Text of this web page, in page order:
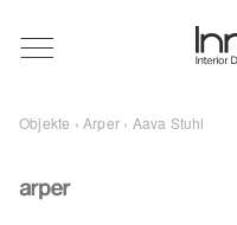
Magazin
Showrooms
Objekte ›Arper › Aava Stuhl